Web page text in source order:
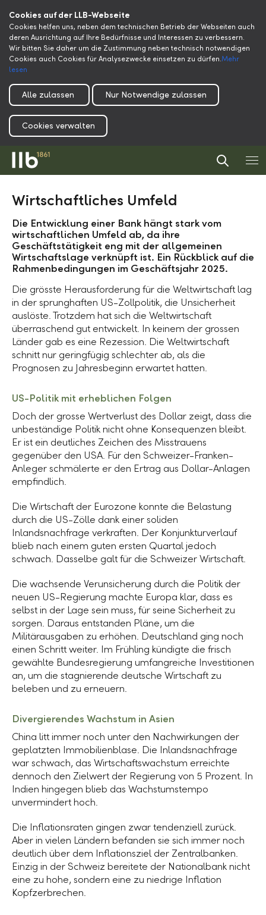
Cookies auf der LLB-Webseite
Cookies helfen uns, neben dem technischen Betrieb der Webseiten auch
deren Ausrichtung auf Ihre Bedürfnisse und Interessen zu verbessern.
Wir bitten Sie daher um die Zustimmung neben technisch notwendigen
Cookies auch Cookies für Analysezwecke einsetzen zu dürfen.Mehr
lesen
Alle zulassen Nur Notwendige zulassen
Cookies verwalten
Wirtschaftliches Umfeld
Die Entwicklung einer Bank hängt stark vom
wirtschaftlichen Umfeld ab, da ihre
Geschäftstätigkeit eng mit der allgemeinen
Wirtschaftslage verknüpft ist. Ein Rückblick auf die
Rahmenbedingungen im Geschäftsjahr 2025.
Die grösste Herausforderung für die Weltwirtschaft lag
in der sprunghaften US-Zollpolitik, die Unsicherheit
auslöste. Trotzdem hat sich die Weltwirtschaft
überraschend gut entwickelt. In keinem der grossen
Länder gab es eine Rezession. Die Weltwirtschaft
schnitt nur geringfügig schlechter ab, als die
Prognosen zu Jahresbeginn erwartet hatten.
US-Politik mit erheblichen Folgen
Doch der grosse Wertverlust des Dollar zeigt, dass die
unbeständige Politik nicht ohne Konsequenzen bleibt.
Er ist ein deutliches Zeichen des Misstrauens
gegenüber den USA. Für den Schweizer-Franken-
Anleger schmälerte er den Ertrag aus Dollar-Anlagen
empfindlich.
Die Wirtschaft der Eurozone konnte die Belastung
durch die US-Zölle dank einer soliden
Inlandsnachfrage verkraften. Der Konjunkturverlauf
blieb nach einem guten ersten Quartal jedoch
schwach. Dasselbe galt für die Schweizer Wirtschaft.
Die wachsende Verunsicherung durch die Politik der
neuen US-Regierung machte Europa klar, dass es
selbst in der Lage sein muss, für seine Sicherheit zu
sorgen. Daraus entstanden Pläne, um die
Militärausgaben zu erhöhen. Deutschland ging noch
einen Schritt weiter. Im Frühling kündigte die frisch
gewählte Bundesregierung umfangreiche Investitionen
an, um die stagnierende deutsche Wirtschaft zu
beleben und zu erneuern.
Divergierendes Wachstum in Asien
China litt immer noch unter den Nachwirkungen der
geplatzten Immobilienblase. Die Inlandsnachfrage
war schwach, das Wirtschaftswachstum erreichte
dennoch den Zielwert der Regierung von 5 Prozent. In
Indien hingegen blieb das Wachstumstempo
unvermindert hoch.
Die Inflationsraten gingen zwar tendenziell zurück.
Aber in vielen Ländern befanden sie sich immer noch
deutlich über dem Inflationsziel der Zentralbanken.
Einzig in der Schweiz bereitete der Nationalbank nicht
eine zu hohe, sondern eine zu niedrige Inflation
Kopfzerbrechen.